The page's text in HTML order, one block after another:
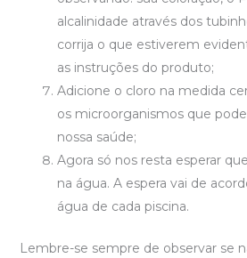
alcalinidade através dos
corrija o que estiverem
as instruções do produto;
Adicione o cloro na medida
os microorganismos que
nossa saúde;
Agora só nos resta esperar
na água. A espera vai de
água de cada piscina.
Lembre-se sempre de observar se